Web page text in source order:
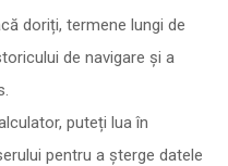
doriți, termene lungi de
de navigare și a
puteți lua în
pentru a șterge datele